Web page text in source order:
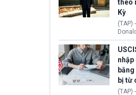
định
toà
tảng
cuộc
khỏe
thiếu
theo
Kỳ
(TAP)
sắc
nhằm
sách
theo
diễn
Tối
nhập
bị từ
(TAP)